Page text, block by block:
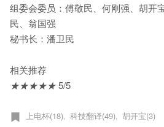
组委会委员：傅敬民、何刚强、胡开
民、翁国强
秘书长：潘卫民
相关推荐
★★★★★5/5
上电杯(18) 科技翻译(49) 胡开宝(3)